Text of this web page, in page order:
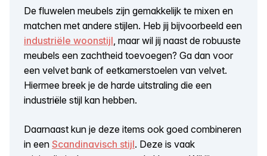
De fluwelen meubels zijn gemakkelijk te mixen en
matchen met andere stijlen. Heb jij bijvoorbeeld een
industriële woonstijl, maar wil jij naast de robuuste
meubels een zachtheid toevoegen? Ga dan voor
een velvet bank of eetkamerstoelen van velvet.
Hiermee breek je de harde uitstraling die een
industriële stijl kan hebben.
Daarnaast kun je deze items ook goed combineren
in een Scandinavisch stijl. Deze is vaak